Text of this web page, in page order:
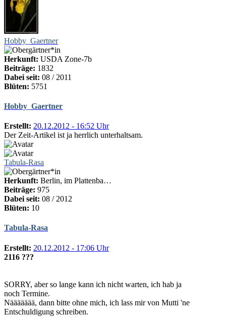
Hobby_Gaertner
Herkunft: USDA Zone-7b
Beiträge: 1832
Dabei seit: 08 / 2011
Blüten: 5751
Hobby_Gaertner
Erstellt: 20.12.2012 - 16:52 Uhr
Der Zeit-Artikel ist ja herrlich unterhaltsam.
Tabula-Rasa
Herkunft: Berlin, im Plattenba…
Beiträge: 975
Dabei seit: 08 / 2012
Blüten: 10
Tabula-Rasa
Erstellt: 20.12.2012 - 17:06 Uhr
2116 ???
SORRY, aber so lange kann ich nicht warten, ich hab ja
noch Termine.
Näääääää, dann bitte ohne mich, ich lass mir von Mutti 'ne
Entschuldigung schreiben.